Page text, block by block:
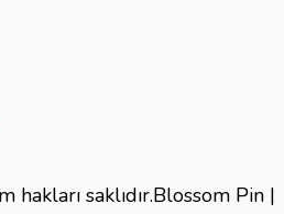
hakları saklıdır.Blossom Pin |